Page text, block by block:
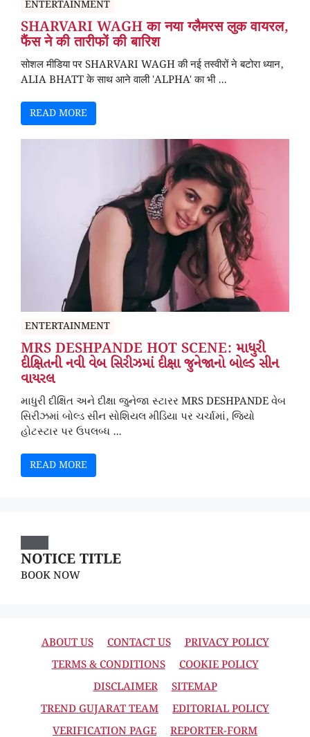
ENTERTAINMENT
SHARVARI WAGH का नया ग्लैमरस लुक वायरल,
फैंस ने की तारीफों की बारिश
सोशल मीडिया पर SHARVARI WAGH की नई तस्वीरों ने बटोरा ध्यान,
ALIA BHATT के साथ आने वाली 'ALPHA' का भी ...
READ MORE
ENTERTAINMENT
MRS DESHPANDE HOT SCENE: માધુરી
દીક્ષિતની નવી વેબ સિરીઝમાં દીક્ષા જુનેજાનો બોલ્ડ સીન
વાયરલ
માધુરી દીક્ષિત અને દીક્ષા જુનેજા સ્ટારર MRS DESHPANDE વેબ
સિરીઝમાં બોલ્ડ સીન સોશિયલ મીડિયા પર ચર્ચામાં, જિયો
હોટસ્ટાર પર ઉપલબ્ધ ...
READ MORE
NOTICE TITLE
BOOK NOW
ABOUT US CONTACT US
PRIVACY POLICY
TERMS & CONDITIONS
COOKIE POLICY
DISCLAIMER
SITEMAP
TREND GUJARAT TEAM
EDITORIAL POLICY
VERIFICATION PAGE
REPORTER-FORM